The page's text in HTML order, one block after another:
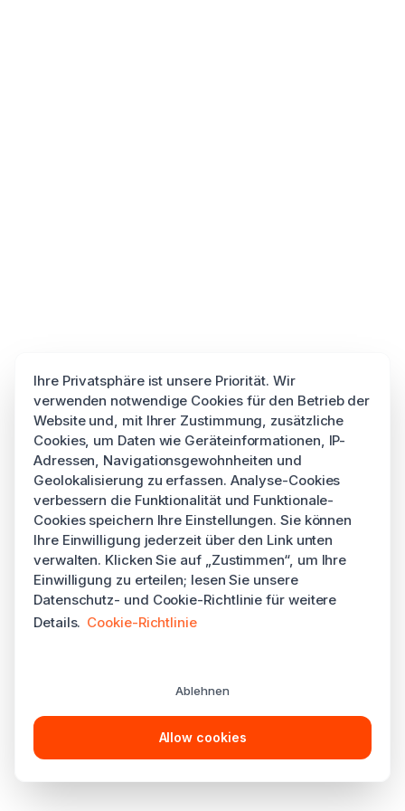
Ihre Privatsphäre ist unsere Priorität. Wir
verwenden notwendige Cookies für den Betrieb der
Website und, mit Ihrer Zustimmung, zusätzliche
Cookies, um Daten wie Geräteinformationen, IP-
Adressen, Navigationsgewohnheiten und
Geolokalisierung zu erfassen. Analyse-Cookies
verbessern die Funktionalität und Funktionale-
Cookies speichern Ihre Einstellungen. Sie können
Ihre Einwilligung jederzeit über den Link unten
verwalten. Klicken Sie auf „Zustimmen“, um Ihre
Einwilligung zu erteilen; lesen Sie unsere
Datenschutz- und Cookie-Richtlinie für weitere
Details. Cookie-Richtlinie
Ablehnen
Allow cookies